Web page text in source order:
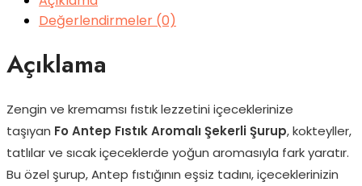
Değerlendirmeler (0)
Açıklama
Zengin ve kremamsı fıstık lezzetini içeceklerinize
taşıyan Fo Antep Fıstık Aromalı Şekerli Şurup, kokteyller,
tatlılar ve sıcak içeceklerde yoğun aromasıyla fark yaratır.
Bu özel şurup, Antep fıstığının eşsiz tadını, içeceklerinizin